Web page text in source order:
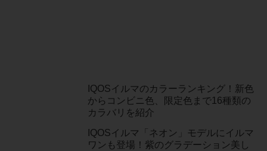
IQOSイルマのカラーランキング！新色
からコンビニ色、限定色まで16種類の
カラバリを紹介
IQOSイルマ「ネオン」モデルにイルマ
ワンも登場！紫のグラデーション美し